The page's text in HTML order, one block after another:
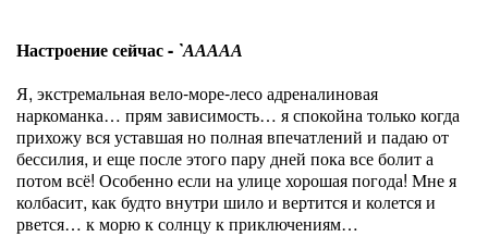
Настроение сейчас - `ААААА
Я, экстремальная вело-море-лесо адреналиновая
наркоманка… прям зависимость… я спокойна только когда
прихожу вся уставшая но полная впечатлений и падаю от
бессилия, и еще после этого пару дней пока все болит а
потом всё! Особенно если на улице хорошая погода! Мне я
колбасит, как будто внутри шило и вертится и колется и
рвется… к морю к солнцу к приключениям…